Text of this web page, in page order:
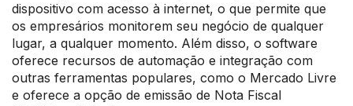
dispositivo com acesso à internet, o que permite que
os empresários monitorem seu negócio de qualquer
lugar, a qualquer momento. Além disso, o software
oferece recursos de automação e integração com
outras ferramentas populares, como o Mercado Livre
e oferece a opção de emissão de Nota Fiscal